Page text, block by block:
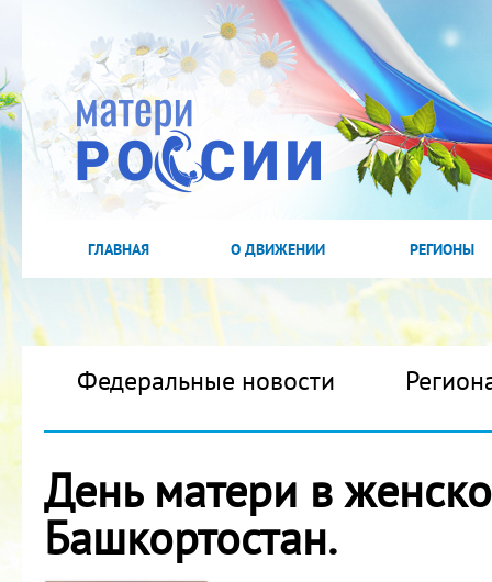
ГЛАВНАЯ О ДВИЖЕНИИ РЕГИОНЫ
Федеральные новости
День матери в
Башкортостан.